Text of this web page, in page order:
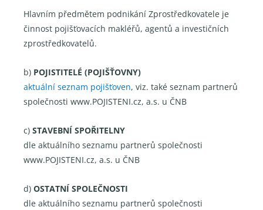
Hlavním předmětem podnikání Zprostředkovatele je
činnost pojišťovacích makléřů, agentů a investičních
zprostředkovatelů.
b) POJISTITELÉ (POJIŠŤOVNY)
aktuální seznam pojišťoven, viz. také seznam partnerů
společnosti www.POJISTENI.cz, a.s. u ČNB
c) STAVEBNÍ SPOŘITELNY
dle aktuálního seznamu partnerů společnosti
www.POJISTENI.cz, a.s. u ČNB
d) OSTATNÍ SPOLEČNOSTI
dle aktuálního seznamu partnerů společnosti